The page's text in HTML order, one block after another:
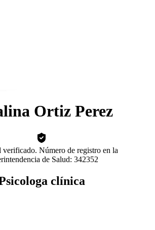
Ortiz Perez
verificado. Número de registro en la
de Salud: 342352
clínica